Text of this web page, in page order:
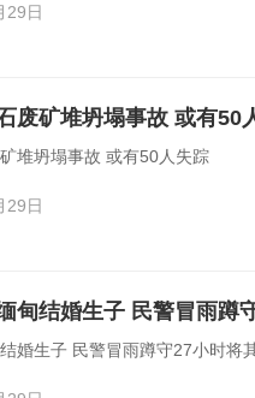
29日
废矿堆坍塌事故 或有50
堆坍塌事故 或有50人失踪
29日
甸结婚生子 民警冒雨蹲
婚生子 民警冒雨蹲守27小时将